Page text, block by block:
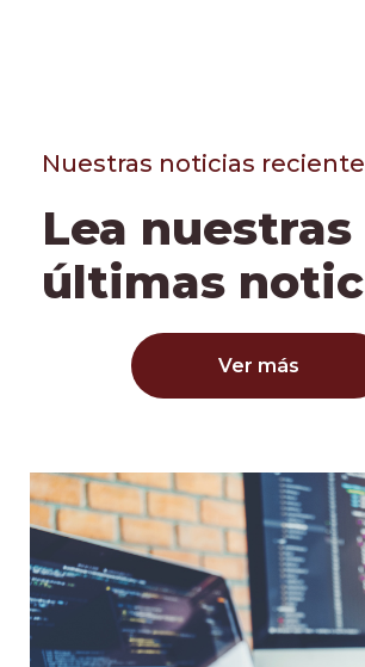
Nuestras noticias
Lea nuestras
últimas
Ver más